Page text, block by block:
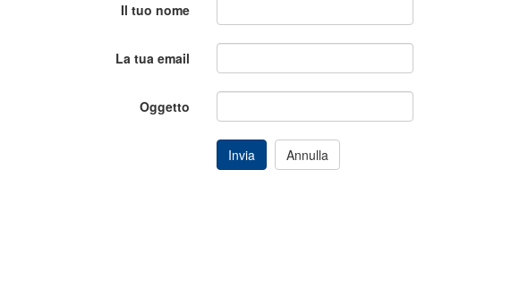
Il tuo nome
La tua email
Oggetto
Invia Annulla